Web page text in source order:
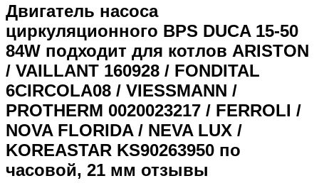
Двигатель насоса
циркуляционного BPS DUCA 15-50
84W подходит для котлов ARISTON
/ VAILLANT 160928 / FONDITAL
6CIRCOLA08 / VIESSMANN /
PROTHERM 0020023217 / FERROLI /
NOVA FLORIDA / NEVA LUX /
KOREASTAR KS90263950 по
часовой, 21 мм отзывы